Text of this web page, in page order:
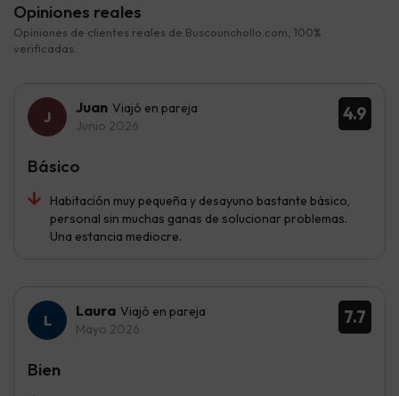
Opiniones reales
Opiniones de clientes reales de Buscounchollo.com, 100%
verificadas.
4.9
Juan Viajó en pareja
Junio 2026
Habitación muy pequeña y desayuno bastante básico,
personal sin muchas ganas de solucionar problemas.
Una estancia mediocre.
Básico
7.7
Laura Viajó en pareja
Mayo 2026
Bien